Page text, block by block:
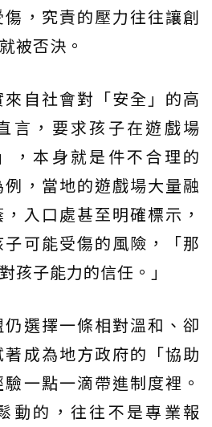
，究責的壓力往往讓創
被否決。
自社會對「安全」的高
言，要求孩子在遊戲場
，本身就是件不合理的
，當地的遊戲場大量融
入口處甚至明確標示，
可能受傷的風險，「那
孩子能力的信任。」
選擇一條相對溫和、卻
成為地方政府的「協助
一點一滴帶進制度裡。
動的，往往不是專業報